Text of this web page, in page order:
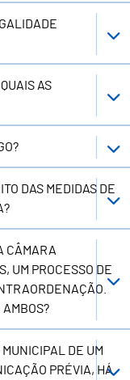
AS
DAS MEDIDAS DE
CÂMARA
UM PROCESSO DE
DE UM
PRÉVIA, HÁ